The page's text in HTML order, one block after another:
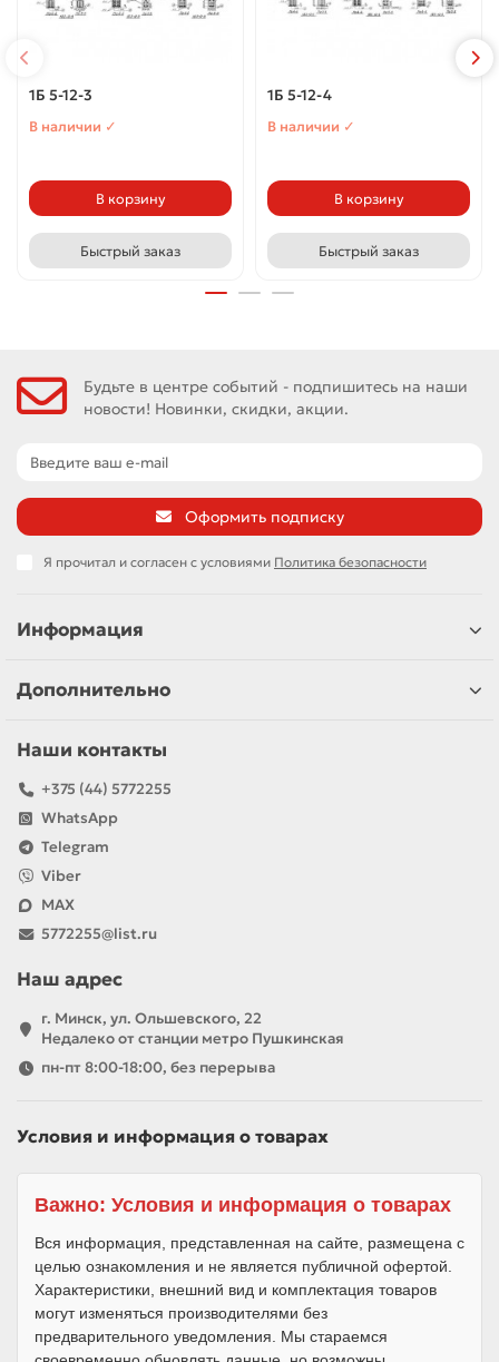
1Б 5-12-3
В наличии ✓
В корзину
Быстрый заказ
1Б 5-12-4
В наличии ✓
В корзину
Быстрый заказ
Будьте в центре событий - подпишитесь на наши
новости! Новинки, скидки, акции.
Оформить подписку
Я прочитал и согласен с условиями Политика безопасности
Информация
Дополнительно
Наши контакты
+375 (44) 5772255
WhatsApp
Telegram
Viber
MAX
5772255@list.ru
Наш адрес
г. Минск, ул. Ольшевского, 22
Недалеко от станции метро Пушкинская
пн-пт 8:00-18:00, без перерыва
Условия и информация о товарах
Важно: Условия и информация о товарах
Вся информация, представленная на сайте, размещена с
целью ознакомления и не является публичной офертой.
Характеристики, внешний вид и комплектация товаров
могут изменяться производителями без
предварительного уведомления. Мы стараемся